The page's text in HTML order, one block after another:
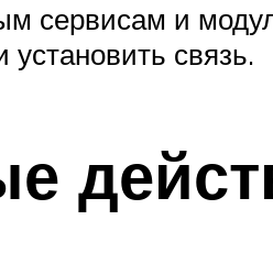
сервисам и
связь.